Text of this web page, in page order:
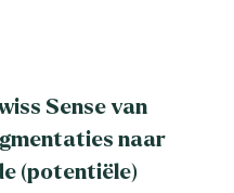
Sense van
naar
(potentiële)